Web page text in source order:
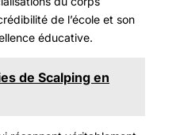
de l’école et son
éducative.
de Scalping en